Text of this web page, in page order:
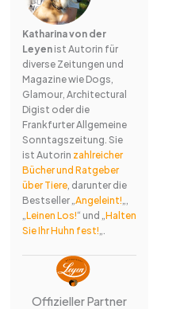
Katharina von der
Leyenist Autorin für
diverse Zeitungen und
Magazine wie Dogs,
Glamour, Architectural
Digist oder die
Frankfurter Allgemeine
Sonntagszeitung. Sie
ist Autorin zahlreicher
Bücher und Ratgeber
über Tiere, darunter die
Bestseller „Angeleint!„,
„Leinen Los!“ und „Halten
Sie Ihr Huhn fest!„.
Offizieller Partner